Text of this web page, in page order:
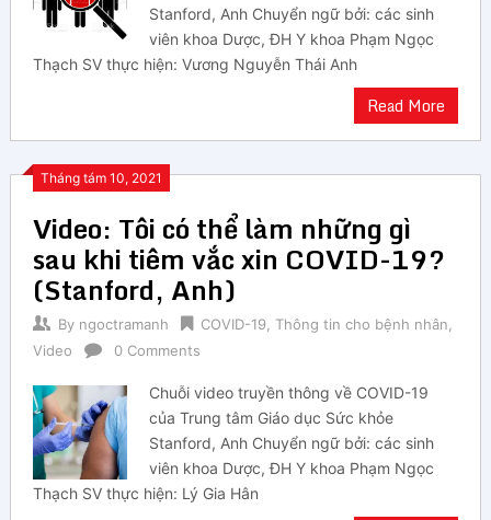
Stanford, Anh Chuyển ngữ bởi: các sinh
viên khoa Dược, ĐH Y khoa Phạm Ngọc
Thạch SV thực hiện: Vương Nguyễn Thái Anh
Read More
Tháng tám 10, 2021
Video: Tôi có thể làm những gì
sau khi tiêm vắc xin COVID-19?
(Stanford, Anh)
By ngoctramanh COVID-19 Thông tin cho bệnh nhân
Video
0 Comments
Chuỗi video truyền thông về COVID-19
của Trung tâm Giáo dục Sức khỏe
Stanford, Anh Chuyển ngữ bởi: các sinh
viên khoa Dược, ĐH Y khoa Phạm Ngọc
Thạch SV thực hiện: Lý Gia Hân